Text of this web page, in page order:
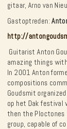
gitaar, Arno van
Gastoptreden:
http://
Guitarist Anton
amazing things
In 2001 Anton
compositions
Goudsmit
op het Dak festival
then the Ploctones
group, capable of